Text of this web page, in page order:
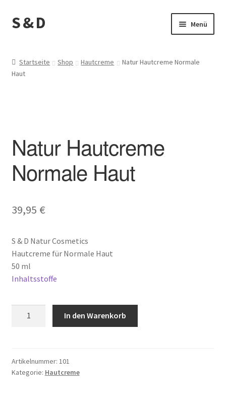
Zur
Navigation
Zum
Inhalt
S & D Menü
AGB
Bodylotion
Cart
Cookie-Richtlinie
Echtheit von Bewertungen
Hauttyp
Inhaltsstoffe Bodylotion
Startseite Shop Hautcreme
Natur Hautcreme Normale
Haut
Natur Hautcreme
Normale Haut
39,95 €
S & D Natur Cosmetics
Hautcreme für Normale Haut
50 ml
Inhaltsstoffe
Menge
In den Warenkorb
Artikelnummer: 101
Kategorie: Hautcreme